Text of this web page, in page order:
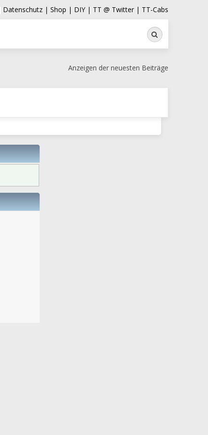
Datenschutz | Shop | DIY | TT @ Twitter | TT-Cabs
Suche
Anzeigen der neuesten Beiträge